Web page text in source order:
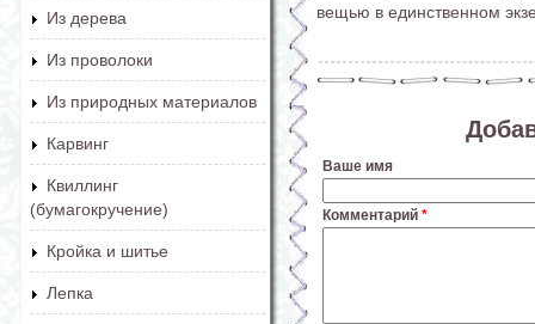
Из дерева
Из проволоки
Из природных материалов
Карвинг
Квиллинг
(бумагокручение)
Кройка и шитье
Лепка
вещью в единственном
Ваше имя
Комментарий *